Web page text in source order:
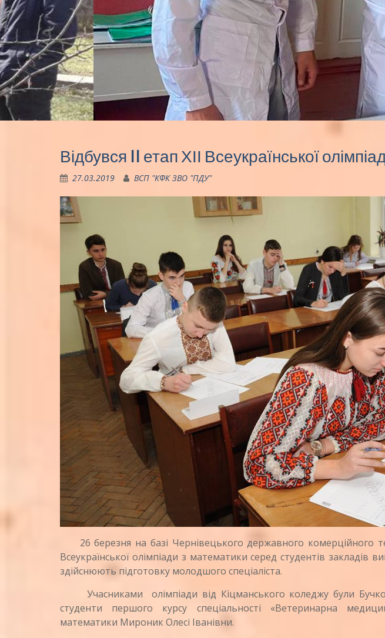
Відбувся II етап ХІІ Всеукраїнської
27.03.2019 ВСП "КФК ЗВО "ПДУ"
26 березня на базі Чернівецького державного комерційного
Всеукраїнської олімпіади з математики серед студентів закладів
здійснюють підготовку молодшого спеціаліста.
Учасниками олімпіади від Кіцманського коледжу були
студенти першого курсу спеціальності «Ветеринарна
математики Мироник Олесі Іванівни.